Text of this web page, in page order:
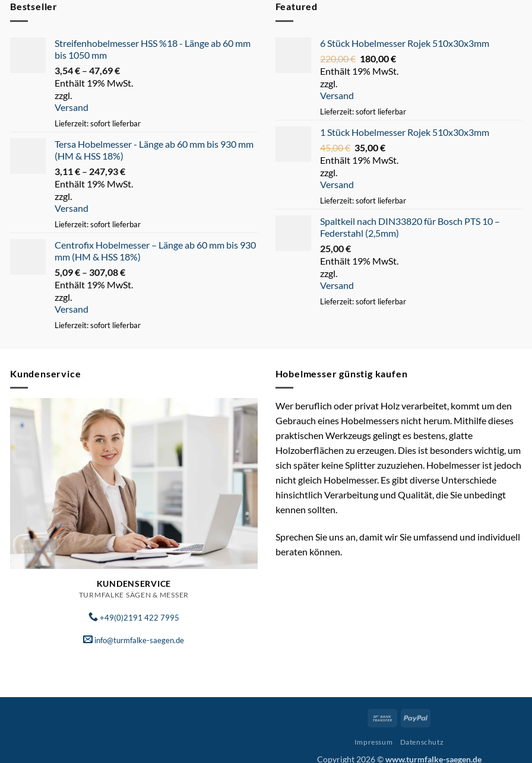
Bestseller
Streifenhobelmesser HSS %18 - Länge ab 60 mm
bis 1050 mm
3,54€ – 47,69€
3,54 €
Enthält 19% MwSt.
zzgl.
Versand
Lieferzeit: sofort lieferbar
Tersa Hobelmesser - Länge ab 60 mm bis 930 mm
(HM & HSS 18%)
3,11€ – 247,93€
3,11 €
Enthält 19% MwSt.
zzgl.
Versand
Lieferzeit: sofort lieferbar
Centrofix Hobelmesser – Länge ab 60 mm bis 930
mm (HM & HSS 18%)
5,09€ – 307,08€
5,09 €
Enthält 19% MwSt.
zzgl.
Versand
Lieferzeit: sofort lieferbar
Featured
6 Stück Hobelmesser Rojek 510x30x3mm
220,00€ Ursprünglicher
Preis
180,00€
Preis
Enthält 19% MwSt.
zzgl.
Versand
Lieferzeit: sofort lieferbar
1 Stück Hobelmesser Rojek 510x30x3mm
45,00€ Ursprünglicher
Preis
35,00€
Preis
Enthält 19% MwSt.
zzgl.
Versand
Lieferzeit: sofort lieferbar
Spaltkeil nach DIN33820 für Bosch PTS 10 –
Federstahl (2,5mm)
25,00€
Enthält 19% MwSt.
zzgl.
Versand
Lieferzeit: sofort lieferbar
Kundenservice
KUNDENSERVICE
TURMFALKE SÄGEN & MESSER
+49(0)2191 422 7995
info@turmfalke-saegen.de
Hobelmesser günstig kaufen
Wer beruflich oder privat Holz verarbeitet, kommt um den
Gebrauch eines Hobelmessers nicht herum. Mithilfe dieses
praktischen Werkzeugs gelingt es bestens, glatte
Holzoberflächen zu erzeugen. Dies ist besonders wichtig, um
sich später keine Splitter zuzuziehen. Hobelmesser ist jedoch
nicht gleich Hobelmesser. Es gibt diverse Unterschiede
hinsichtlich Verarbeitung und Qualität, die Sie unbedingt
kennen sollten.
Sprechen Sie uns an, damit wir Sie umfassend und individuell
beraten können.
Bank
Impressum Datenschutz
Copyright 2026 ©www.turmfalke-saegen.de